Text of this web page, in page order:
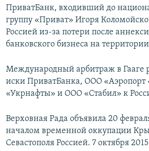
ПриватБанк, входивший до
группу «Приват» Игоря
Россией из-за потери после
банковского бизнеса на
Международный арбитраж в Гааге
иски ПриватБанка, ООО «Аэропорт
«Укрнафты» и ООО «Стабил» к
Верховная Рада объявила 20
началом временной оккупации
Севастополя Россией. 7 октября